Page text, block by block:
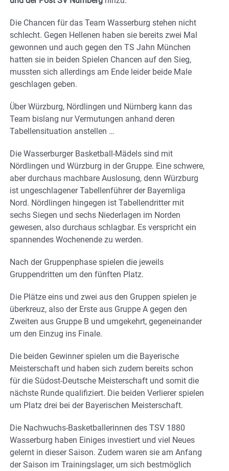
Die Chancen für das Team Wasserburg stehen nicht
schlecht. Gegen Hellenen haben sie bereits zwei Mal
gewonnen und auch gegen den TS Jahn München
hatten sie in beiden Spielen Chancen auf den Sieg,
mussten sich allerdings am Ende leider beide Male
geschlagen geben.
Über Würzburg, Nördlingen und Nürnberg kann das
Team bislang nur Vermutungen anhand deren
Tabellensituation anstellen …
Die Wasserburger Basketball-Mädels sind mit
Nördlingen und Würzburg in der Gruppe. Eine schwere,
aber durchaus machbare Auslosung, denn Würzburg
ist ungeschlagener Tabellenführer der Bayernliga
Nord. Nördlingen hingegen ist Tabellendritter mit
sechs Siegen und sechs Niederlagen im Norden
gewesen, also durchaus schlagbar. Es verspricht ein
spannendes Wochenende zu werden.
Nach der Gruppenphase spielen die jeweils
Gruppendritten um den fünften Platz.
Die Plätze eins und zwei aus den Gruppen spielen je
überkreuz, also der Erste aus Gruppe A gegen den
Zweiten aus Gruppe B und umgekehrt, gegeneinander
um den Einzug ins Finale.
Die beiden Gewinner spielen um die Bayerische
Meisterschaft und haben sich zudem bereits schon
für die Südost-Deutsche Meisterschaft und somit die
nächste Runde qualifiziert. Die beiden Verlierer spielen
um Platz drei bei der Bayerischen Meisterschaft.
Die Nachwuchs-Basketballerinnen des TSV 1880
Wasserburg haben Einiges investiert und viel Neues
gelernt in dieser Saison. Zudem waren sie am Anfang
der Saison im Trainingslager, um sich bestmöglich